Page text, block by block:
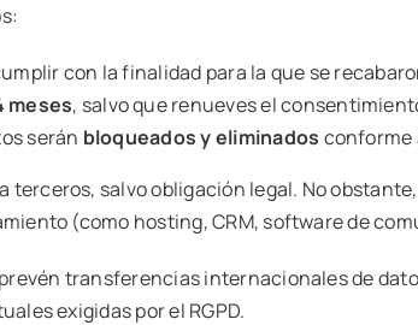
con la finalidad para la que se
meses, salvo que renueves el
serán bloqueados y eliminados conforme
terceros, salvo obligación legal. No
(como hosting, CRM, software de
transferencias internacionales de
exigidas por el RGPD.